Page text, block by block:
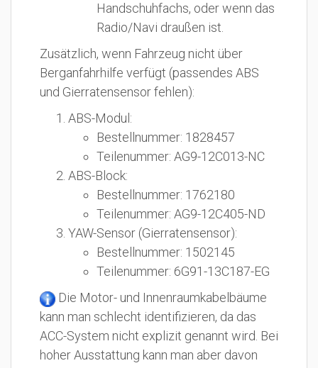
Handschuhfachs, oder wenn das
Radio/Navi draußen ist.
Zusätzlich, wenn Fahrzeug nicht über
Berganfahrhilfe verfügt (passendes ABS
und Gierratensensor fehlen):
ABS-Modul:
Bestellnummer: 1828457
Teilenummer: AG9-12C013-NC
ABS-Block:
Bestellnummer: 1762180
Teilenummer: AG9-12C405-ND
YAW-Sensor (Gierratensensor):
Bestellnummer: 1502145
Teilenummer: 6G91-13C187-EG
Die Motor- und Innenraumkabelbäume
kann man schlecht identifizieren, da das
ACC-System nicht explizit genannt wird. Bei
hoher Ausstattung kann man aber davon